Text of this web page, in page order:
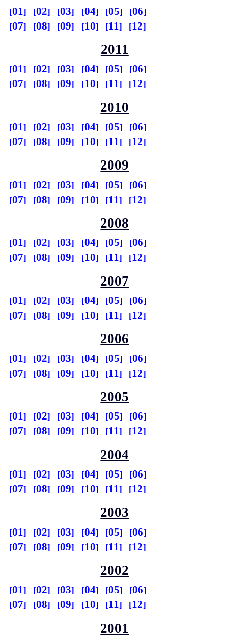
01 02 03 04 05
06
07
08 09 10 11 12
2011
01 02 03 04 05
06
07
08 09 10 11 12
2010
01 02 03 04 05
06
07
08 09 10 11 12
2009
01 02 03 04 05
06
07
08 09 10 11 12
2008
01 02 03 04 05
06
07
08 09 10 11 12
2007
01 02 03 04 05
06
07
08 09 10 11 12
2006
01 02 03 04 05
06
07
08 09 10 11 12
2005
01 02 03 04 05
06
07
08 09 10 11 12
2004
01 02 03 04 05
06
07
08 09 10 11 12
2003
01 02 03 04 05
06
07
08 09 10 11 12
2002
01 02 03 04 05
06
07
08 09 10 11 12
2001